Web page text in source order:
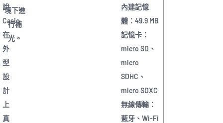
說
Casio
在
外
型
設
計
上
真
境下進
行補
光。​
內建記憶
體：49.9 MB
記憶卡：
micro SD、
micro
SDHC、
micro SDXC
無線傳輸：
藍牙、Wi-Fi